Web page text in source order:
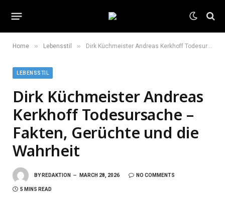
Home » Lebensstil » Dirk Küchmeister Andreas Kerkhoff Todesursache – Fakten, Gerüchte und die Wahrheit
LEBENSSTIL
Dirk Küchmeister Andreas
Kerkhoff Todesursache –
Fakten, Gerüchte und die
Wahrheit
BY REDAKTION MARCH 28, 2026 NO COMMENTS
5 MINS READ